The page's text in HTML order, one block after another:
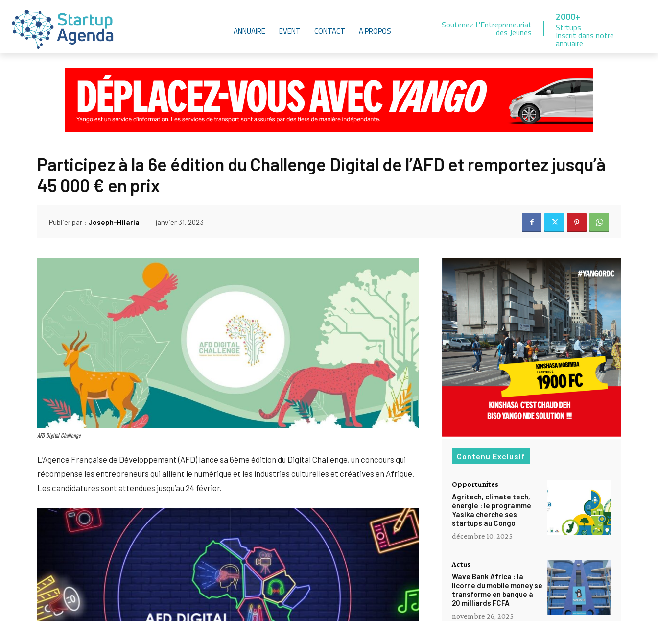
ANNUAIRE EVENT CONTACT A PROPOS
Soutenez L'Entrepreneuriat
des Jeunes
2000+
Strtups
Inscrit dans notre
annuaire
Participez à la 6e édition du Challenge Digital de l’AFD et remportez jusqu’à
45 000 € en prix
Publier par : Joseph-Hilaria janvier 31, 2023
AFD Digital Challenge
L’Agence Française de Développement (AFD) lance sa 6ème édition du Digital Challenge, un concours qui
récompense les entrepreneurs qui allient le numérique et les industries culturelles et créatives en Afrique.
Les candidatures sont attendues jusqu’au 24 février.
Contenu Exclusif
Opportunites
Agritech, climate tech,
énergie : le programme
Yasika cherche ses
startups au Congo
décembre 10, 2025
Actus
Wave Bank Africa : la
licorne du mobile money se
transforme en banque à
20 milliards FCFA
novembre 26, 2025